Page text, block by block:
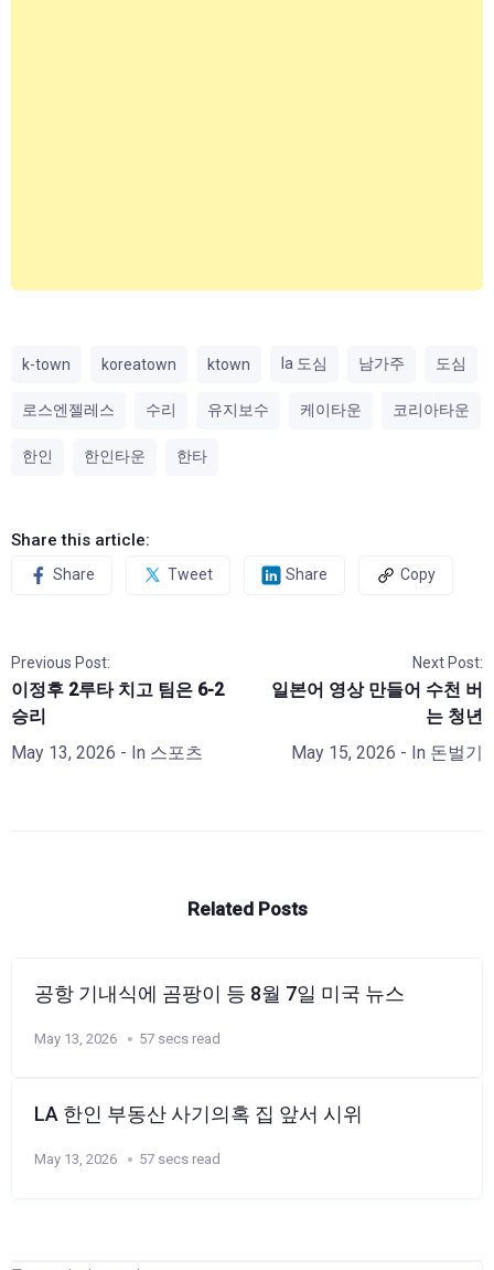
k-town koreatown ktown la 도심 남가주 도심
로스엔젤레스 수리 유지보수 케이타운 코리아타운
한인 한인타운 한타
Share this article:
Share Tweet Share Copy
Previous Post:
이정후 2루타 치고 팀은 6-2
승리
May 13, 2026 - In 스포츠
Next Post:
일본어 영상 만들어 수천 버
는 청년
May 15, 2026 - In 돈벌기
Related Posts
공항 기내식에 곰팡이 등 8월 7일 미국 뉴스
May 13, 2026 57 secs read
LA 한인 부동산 사기의혹 집 앞서 시위
May 13, 2026 57 secs read